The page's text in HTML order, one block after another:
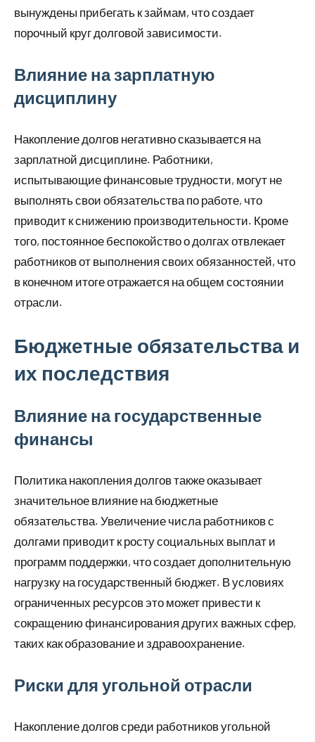
вынуждены прибегать к займам, что создает
порочный круг долговой зависимости.
Влияние на зарплатную
дисциплину
Накопление долгов негативно сказывается на
зарплатной дисциплине. Работники,
испытывающие финансовые трудности, могут не
выполнять свои обязательства по работе, что
приводит к снижению производительности. Кроме
того, постоянное беспокойство о долгах отвлекает
работников от выполнения своих обязанностей, что
в конечном итоге отражается на общем состоянии
отрасли.
Бюджетные обязательства и
их последствия
Влияние на государственные
финансы
Политика накопления долгов также оказывает
значительное влияние на бюджетные
обязательства. Увеличение числа работников с
долгами приводит к росту социальных выплат и
программ поддержки, что создает дополнительную
нагрузку на государственный бюджет. В условиях
ограниченных ресурсов это может привести к
сокращению финансирования других важных сфер,
таких как образование и здравоохранение.
Риски для угольной отрасли
Накопление долгов среди работников угольной